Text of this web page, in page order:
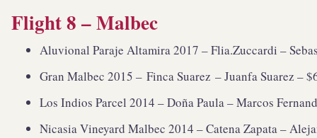
Flight 8 – Malbec
Aluvional Paraje Altamira 2017 – Flia.Zuccardi –
Gran Malbec 2015 – Finca Suarez – Juanfa Suarez –
Los Indios Parcel 2014 – Doña Paula – Marcos
Nicasia Vineyard Malbec 2014 – Catena Zapata –